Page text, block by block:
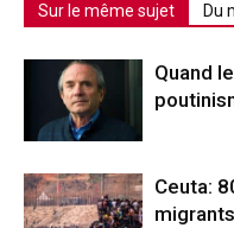
Sur le même sujet Du
Quand
Ceuta:
migrants